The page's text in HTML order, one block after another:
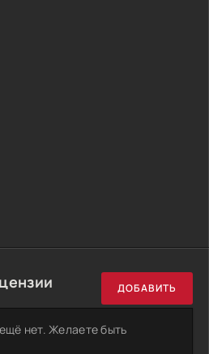
ДОБАВИТЬ
нет. Желаете быть